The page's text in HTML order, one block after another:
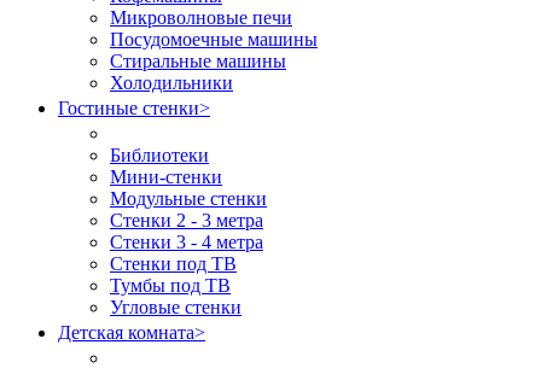
Микроволновые печи
Посудомоечные машины
Стиральные машины
Холодильники
Гостиные стенки>
Библиотеки
Мини-стенки
Модульные стенки
Стенки 2 - 3 метра
Стенки 3 - 4 метра
Стенки под ТВ
Тумбы под ТВ
Угловые стенки
Детская комната>